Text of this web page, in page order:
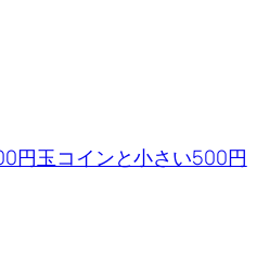
円玉コインと小さい500円